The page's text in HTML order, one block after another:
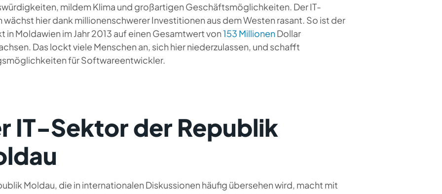
mildem Klima und großartigen Geschäftsmöglichkeiten. Der IT-
wächst hier dank millionenschwerer Investitionen aus dem Westen rasant. So ist der
in Moldawien im Jahr 2013 auf einen Gesamtwert von153 MillionenDollar
Das lockt viele Menschen an, sich hier niederzulassen, und schafft
für Softwareentwickler.
IT-Sektor der Republik
Moldau, die in internationalen Diskussionen häufig übersehen wird, macht mit